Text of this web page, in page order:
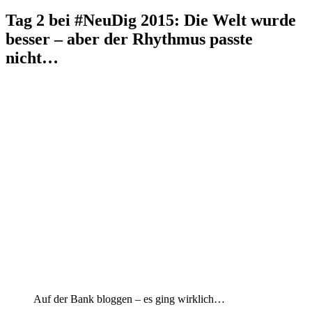
Tag 2 bei #NeuDig 2015: Die Welt wurde
besser – aber der Rhythmus passte
nicht…
Auf der Bank bloggen – es ging wirklich…